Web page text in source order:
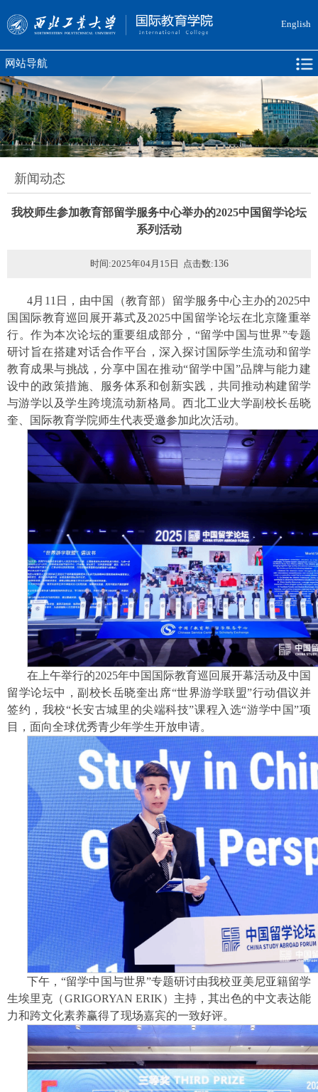
English
网站导航
新闻动态
我校师生参加教育部留学服务中心举办的2025中国留学论坛
系列活动
时间:2025年04月15日 点击数:136
4月11日，由中国（教育部）留学服务中心主办的2025中
国国际教育巡回展开幕式及2025中国留学论坛在北京隆重举
行。作为本次论坛的重要组成部分，“留学中国与世界”专题
研讨旨在搭建对话合作平台，深入探讨国际学生流动和留学
教育成果与挑战，分享中国在推动“留学中国”品牌与能力建
设中的政策措施、服务体系和创新实践，共同推动构建留学
与游学以及学生跨境流动新格局。西北工业大学副校长岳晓
奎、国际教育学院师生代表受邀参加此次活动。
在上午举行的2025年中国国际教育巡回展开幕活动及中国
留学论坛中，副校长岳晓奎出席“世界游学联盟”行动倡议并
签约，我校“长安古城里的尖端科技”课程入选“游学中国”项
目，面向全球优秀青少年学生开放申请。
下午，“留学中国与世界”专题研讨由我校亚美尼亚籍留学
生埃里克（GRIGORYAN ERIK）主持，其出色的中文表达能
力和跨文化素养赢得了现场嘉宾的一致好评。